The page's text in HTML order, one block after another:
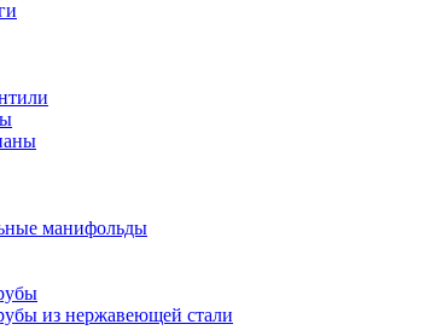
манифольды
из нержавеющей стали